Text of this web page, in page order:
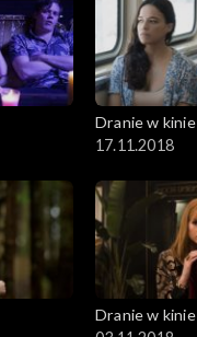
Dranie w kinie
17.11.2018
Dranie w kinie